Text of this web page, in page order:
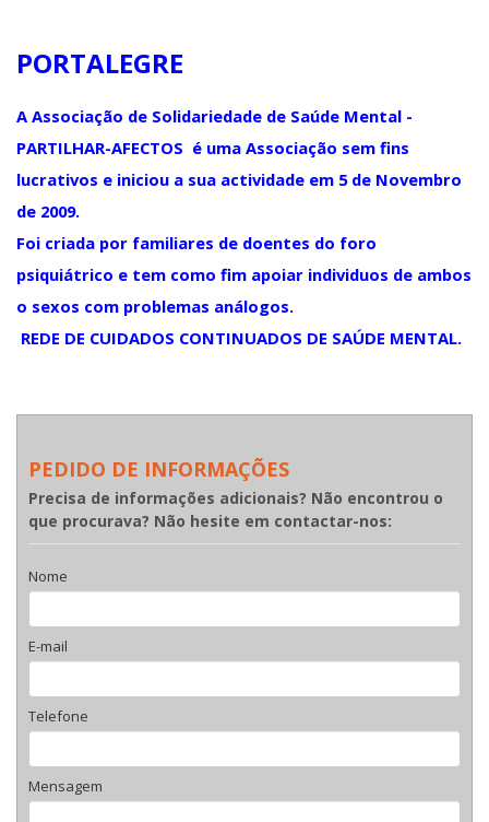
PORTALEGRE
A Associação de Solidariedade de Saúde Mental -
PARTILHAR-AFECTOS é uma Associação sem fins
lucrativos e iniciou a sua actividade em 5 de Novembro
de 2009.
Foi criada por familiares de doentes do foro
psiquiátrico e tem como fim apoiar individuos de ambos
o sexos com problemas análogos.
REDE DE CUIDADOS CONTINUADOS DE SAÚDE MENTAL.
PEDIDO DE INFORMAÇÕES
Precisa de informações adicionais? Não encontrou o
que procurava? Não hesite em contactar-nos:
Nome
E-mail
Telefone
Mensagem